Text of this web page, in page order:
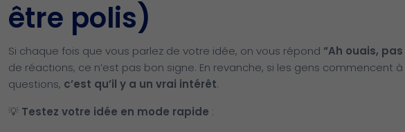
être polis)
Si chaque fois que vous parlez de votre idée, on vous répond “Ah ouais,
de réactions, ce n’est pas bon signe. En revanche, si les gens commencent
questions, c’est qu’il y a un vrai intérêt.
💡 Testez votre idée en mode rapide :